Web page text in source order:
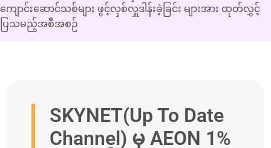
ကျောင်းဆောင်သစ်များ ဖွင့်လှစ်လှူဒါန်းခဲ့ခြင်း များအား ထုတ်လွှင့်
ပြသမည့်အစီအစဉ်
SKYNET(Up To Date
Channel) မှ AEON 1%